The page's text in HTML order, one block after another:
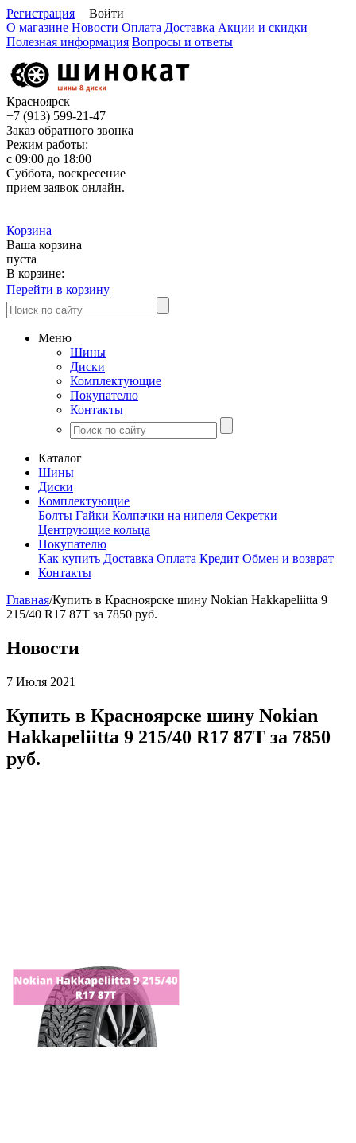
Регистрация
Войти
О магазине Новости Оплата Доставка Акции и скидки
Полезная информация Вопросы и ответы
Красноярск
+7 (913) 599-21-47
Заказ обратного звонка
Режим работы:
с 09:00 до 18:00
Суббота, воскресение
прием заявок онлайн.
Корзина
Ваша корзина
пуста
В корзине:
Перейти в корзину
Меню
Шины
Диски
Комплектующие
Покупателю
Контакты
Каталог
Шины
Диски
Комплектующие
Болты Гайки Колпачки на нипеля Секретки
Центрующие кольца
Покупателю
Как купить Доставка Оплата Кредит Обмен и возврат
Контакты
Главная/Купить в Красноярске шину Nokian Hakkapeliitta 9
215/40 R17 87T за 7850 руб.
Новости
7 Июля 2021
Купить в Красноярске шину Nokian
Hakkapeliitta 9 215/40 R17 87T за 7850
руб.